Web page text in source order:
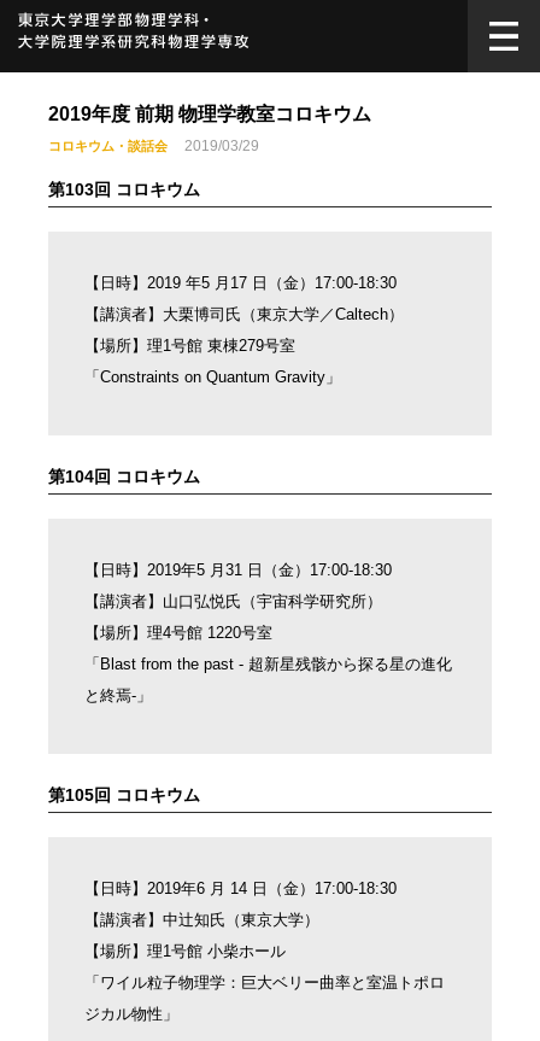
2019年度 前期 物理学教室コロキウム
コロキウム・談話会 2019/03/29
第103回 コロキウム
【日時】2019 年5 月17 日（金）17:00-18:30
【講演者】大栗博司氏（東京大学／Caltech）
【場所】理1号館 東棟279号室
「Constraints on Quantum Gravity」
第104回 コロキウム
【日時】2019年5 月31 日（金）17:00-18:30
【講演者】山口弘悦氏（宇宙科学研究所）
【場所】理4号館 1220号室
「Blast from the past - 超新星残骸から探る星の進化
と終焉-」
第105回 コロキウム
【日時】2019年6 月 14 日（金）17:00-18:30
【講演者】中辻知氏（東京大学）
【場所】理1号館 小柴ホール
「ワイル粒子物理学：巨大ベリー曲率と室温トポロ
ジカル物性」